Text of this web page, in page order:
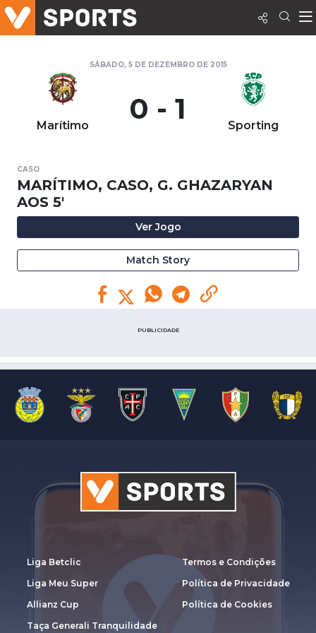
SÁBADO, 5 DE DEZEMBRO DE 2015
Marítimo 0 - 1 Sporting
CASO
MARÍTIMO, CASO, G. GHAZARYAN
AOS 5'
Ver Jogo
Match Story
PUBLICIDADE
Liga Betclic
Liga Meu Super
Allianz Cup
Taça Generali Tranquilidade
Termos e Condições
Política de Privacidade
Política de Cookies